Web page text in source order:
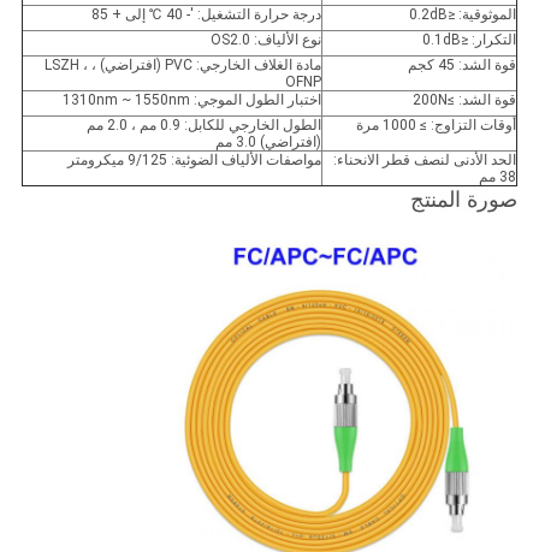
الموثوقية: ≤0.2dB
درجة حرارة التشغيل: '- 40 ℃ إلى + 85
التكرار: ≤0.1dB
نوع الألياف: OS2.0
قوة الشد: 45 كجم
مادة الغلاف الخارجي: PVC (افتراضي) ، LSZH ،
OFNP
قوة الشد: ≥200N
اختبار الطول الموجي: 1310nm ~ 1550nm
أوقات التزاوج: ≥ 1000 مرة
الطول الخارجي للكابل: 0.9 مم ، 2.0 مم
(افتراضي) 3.0 مم
الحد الأدنى لنصف قطر الانحناء:
38 مم
مواصفات الألياف الضوئية: 9/125 ميكرومتر
صورة المنتج